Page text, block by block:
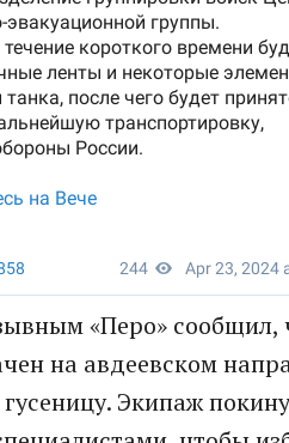
«Перо» сообщил,
на авдеевском
Экипаж